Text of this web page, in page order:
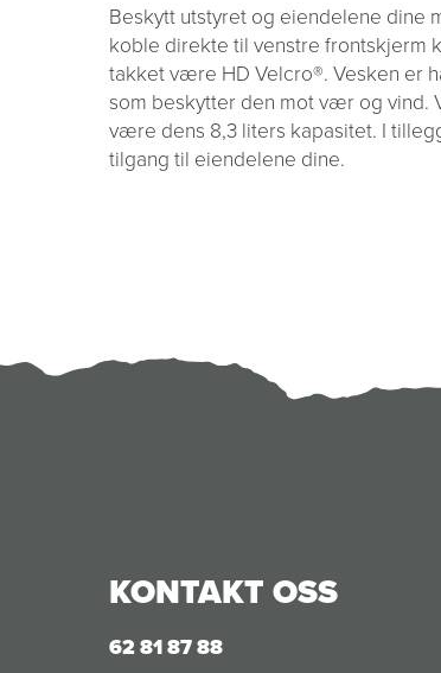
Beskytt utstyret og eiendelene dine
koble direkte til venstre frontskjerm
takket være HD Velcro®. Vesken er
som beskytter den mot vær og vind.
være dens 8,3 liters kapasitet. I
tilgang til eiendelene dine.
KONTAKT OSS
62 81 87 88